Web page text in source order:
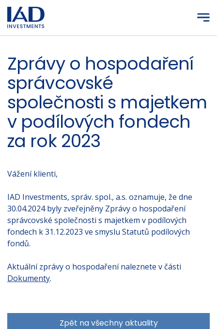
Přejít na hlavní obsah
Zprávy o hospodaření
správcovské
společnosti s majetkem
v podílových fondech
za rok 2023
Vážení klienti,
IAD Investments, správ. spol., a.s. oznamuje, že dne
30.04.2024 byly zveřejněny Zprávy o hospodaření
správcovské společnosti s majetkem v podílových
fondech k 31.12.2023 ve smyslu Statutů podílových
fondů.
Aktuální zprávy o hospodaření naleznete v části
Dokumenty.
Zpět na všechny aktuality